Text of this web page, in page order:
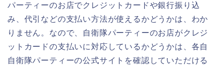
パーティーのお店でクレジットカードや銀行振り込
み、代引などの支払い方法が使えるかどうかは、わか
りません。なので、自衛隊パーティーのお店がクレジ
ットカードの支払いに対応しているかどうかは、各自
自衛隊パーティーの公式サイトを確認していただける